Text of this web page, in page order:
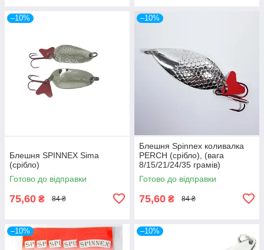
–10%
Блешня SPINNEX Sima
(срібло)
Готово до відправки
75,60 ₴ 84 ₴
–10%
Блешня Spinnex коливалка
PERCH (срібло), (вага
8/15/21/24/35 грамів)
Готово до відправки
75,60 ₴ 84 ₴
–10% –10%